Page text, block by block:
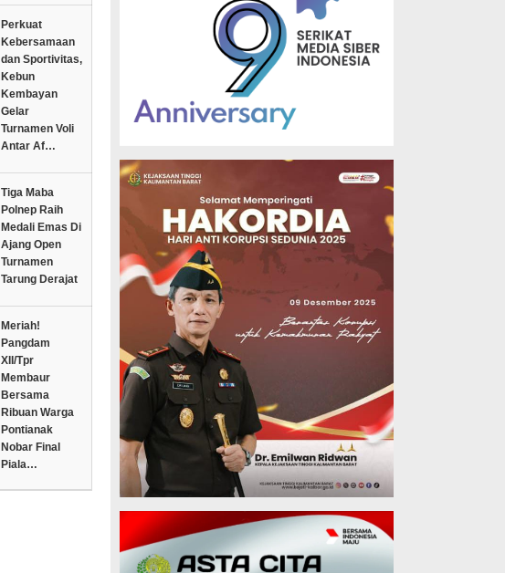
Perkuat
Kebersamaan
dan Sportivitas,
Kebun
Kembayan
Gelar
Turnamen Voli
Antar Af…
Tiga Maba
Polnep Raih
Medali Emas Di
Ajang Open
Turnamen
Tarung Derajat
Meriah!
Pangdam
XII/Tpr
Membaur
Bersama
Ribuan Warga
Pontianak
Nobar Final
Piala…